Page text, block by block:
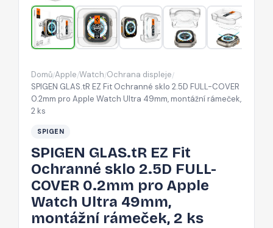
2.5D
FULL-
COVER
0.2mm
Apple
Watch
rámeček,
2
ks
Domů/Apple/Watch/Ochrana displeje/
SPIGEN GLAS.tR EZ Fit Ochranné sklo 2.5D FULL-COVER
0.2mm pro Apple Watch Ultra 49mm, montážní rámeček,
2 ks
SPIGEN
SPIGEN GLAS.tR EZ Fit
Ochranné sklo 2.5D FULL-
COVER 0.2mm pro Apple
Watch Ultra 49mm,
montážní rámeček, 2 ks